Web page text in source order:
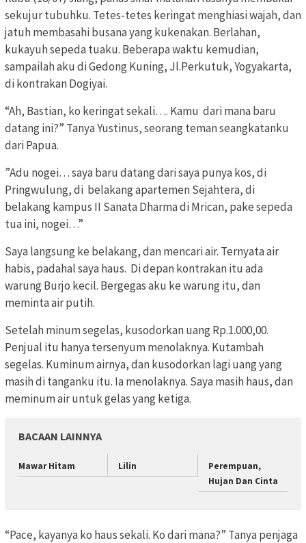
sekujur tubuhku. Tetes-tetes keringat menghiasi wajah, dan
jatuh membasahi busana yang kukenakan. Berlahan,
kukayuh sepeda tuaku. Beberapa waktu kemudian,
sampailah aku di Gedong Kuning, Jl.Perkutuk, Yogyakarta,
di kontrakan Dogiyai.
“Ah, Bastian, ko keringat sekali…. Kamu dari mana baru
datang ini?” Tanya Yustinus, seorang teman seangkatanku
dari Papua.
”Adu nogei… saya baru datang dari saya punya kos, di
Pringwulung, di belakang apartemen Sejahtera, di
belakang kampus II Sanata Dharma di Mrican, pake sepeda
tua ini, nogei…”
Saya langsung ke belakang, dan mencari air. Ternyata air
habis, padahal saya haus. Di depan kontrakan itu ada
warung Burjo kecil. Bergegas aku ke warung itu, dan
meminta air putih.
Setelah minum segelas, kusodorkan uang Rp.1.000,00.
Penjual itu hanya tersenyum menolaknya. Kutambah
segelas. Kuminum airnya, dan kusodorkan lagi uang yang
masih di tanganku itu. Ia menolaknya. Saya masih haus, dan
meminum air untuk gelas yang ketiga.
BACAAN LAINNYA
Mawar Hitam Lilin
Perempuan,
Hujan Dan Cinta
“Pace, kayanya ko haus sekali. Ko dari mana?” Tanya penjaga